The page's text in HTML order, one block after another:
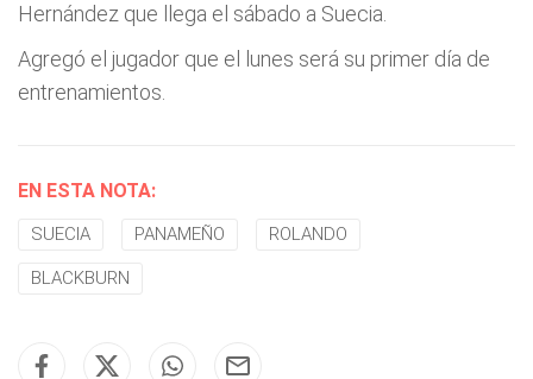
Hernández que llega el sábado a Suecia.
Agregó el jugador que el lunes será su primer día de
entrenamientos.
EN ESTA NOTA:
SUECIA PANAMEÑO ROLANDO
BLACKBURN